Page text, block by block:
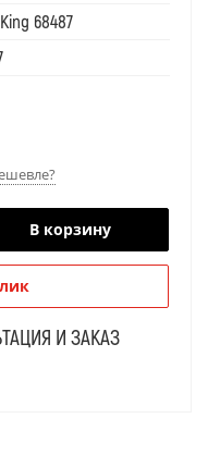
68487
В корзину
И ЗАКАЗ